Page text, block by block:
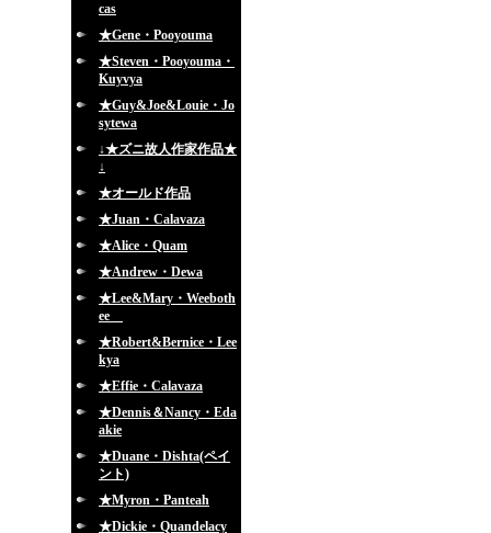
cas
★Gene・Pooyouma
★Steven・Pooyouma・
Kuyvya
★Guy&Joe&Louie・Jo
sytewa
↓★ズニ故人作家作品★
↓
★オールド作品
★Juan・Calavaza
★Alice・Quam
★Andrew・Dewa
★Lee&Mary・Weeboth
ee
★Robert&Bernice・Lee
kya
★Effie・Calavaza
★Dennis＆Nancy・Eda
akie
★Duane・Dishta(ペイ
ント)
★Myron・Panteah
★Dickie・Quandelacy